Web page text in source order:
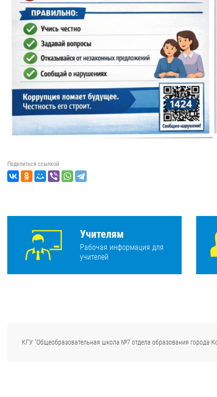
Поделиться ссылкой
Учителям
Рабочая информация для
учителей
КГУ "Общеобразовательная школа №7 отдела образования города